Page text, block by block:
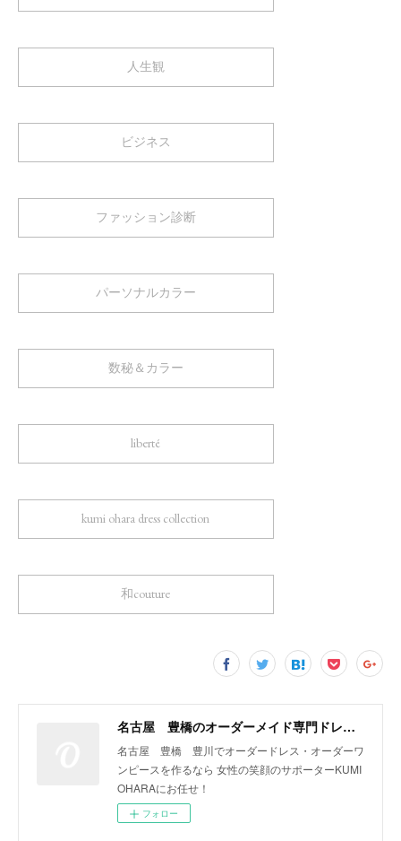
人生観
ビジネス
ファッション診断
パーソナルカラー
数秘＆カラー
liberté
kumi ohara dress collection
和couture
名古屋 豊橋のオーダーメイド専門ドレスデザイナー KUMI OHARA
名古屋 豊橋 豊川でオーダードレス・オーダーワ
ンピースを作るなら 女性の笑顔のサポーターKUMI
OHARAにお任せ！
フォロー